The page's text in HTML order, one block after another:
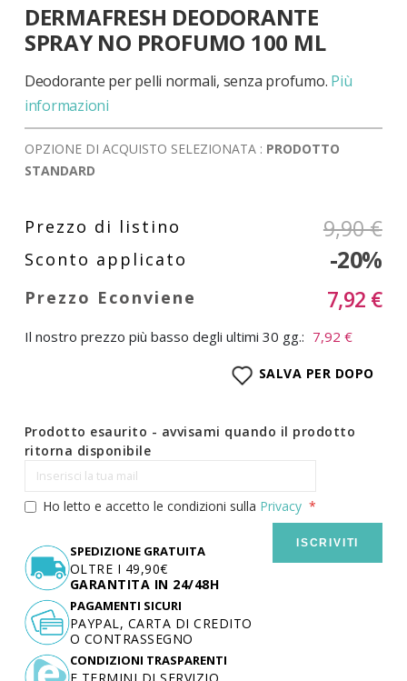
all'inizio
della
galleria
di
immagini
DERMAFRESH DEODORANTE
SPRAY NO PROFUMO 100 ML
Deodorante per pelli normali, senza profumo. Più
informazioni
OPZIONE DI ACQUISTO SELEZIONATA : PRODOTTO
STANDARD
9,90 €
-20%
7,92 €
Il nostro prezzo più basso degli ultimi 30 gg.: 7,92 €
SALVA PER DOPO
Prodotto esaurito - avvisami quando il prodotto
ritorna disponibile
Ho letto e accetto le condizioni sulla Privacy
ISCRIVITI
SPEDIZIONE GRATUITA
OLTRE I 49,90€
GARANTITA IN 24/48H
PAGAMENTI SICURI
PAYPAL, CARTA DI CREDITO
O CONTRASSEGNO
CONDIZIONI TRASPARENTI
E TERMINI DI SERVIZIO